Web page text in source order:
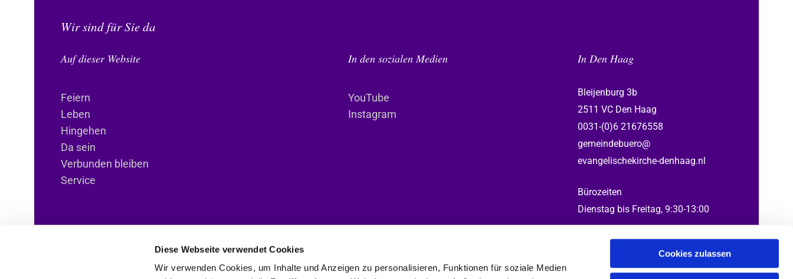
Diese Webseite verwendet Cookies
Wir verwenden Cookies, um Inhalte und Anzeigen zu personalisieren, Funktionen für soziale Medien
Cookies zulassen
Wir sind für Sie da
Auf dieser Website
Feiern
Leben
Hingehen
Da sein
Verbunden bleiben
Service
In den sozialen Medien
YouTube
Instagram
In Den Haag
Bleijenburg 3b
2511 VC Den Haag
0031-(0)6 21676558
gemeindebuero@
evangelischekirche-denhaag.nl
Bürozeiten
Dienstag bis Freitag, 9:30-13:00
Deutsche Evangelische Gemeinde im Haag. Powered by Gabi, Henning, Katrin, Thomas